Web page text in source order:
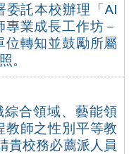
委託本校辦理「AI
業成長工作坊－
位轉知並鼓勵所屬
。
合領域、藝能領
教師之性別平等教
貴校務必薦派人員